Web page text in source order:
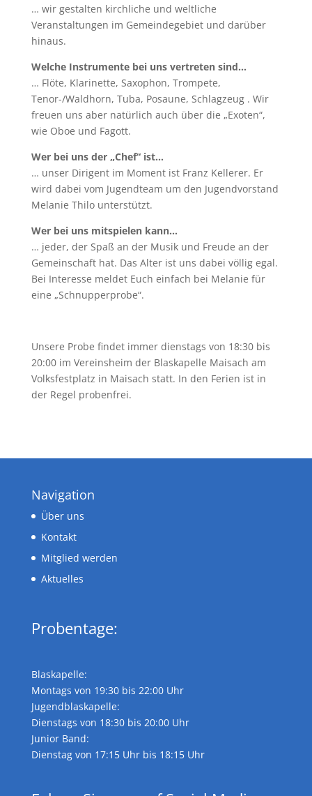
… wir gestalten kirchliche und weltliche
Veranstaltungen im Gemeindegebiet und darüber
hinaus.
Welche Instrumente bei uns vertreten sind…
… Flöte, Klarinette, Saxophon, Trompete,
Tenor-/Waldhorn, Tuba, Posaune, Schlagzeug . Wir
freuen uns aber natürlich auch über die „Exoten“,
wie Oboe und Fagott.
Wer bei uns der „Chef“ ist…
… unser Dirigent im Moment ist Franz Kellerer. Er
wird dabei vom Jugendteam um den Jugendvorstand
Melanie Thilo unterstützt.
Wer bei uns mitspielen kann…
… jeder, der Spaß an der Musik und Freude an der
Gemeinschaft hat. Das Alter ist uns dabei völlig egal.
Bei Interesse meldet Euch einfach bei Melanie für
eine „Schnupperprobe“.
Unsere Probe findet immer dienstags von 18:30 bis
20:00 im Vereinsheim der Blaskapelle Maisach am
Volksfestplatz in Maisach statt. In den Ferien ist in
der Regel probenfrei.
Navigation
Über uns
Kontakt
Mitglied werden
Aktuelles
Probentage:
Blaskapelle:
Montags von 19:30 bis 22:00 Uhr
Jugendblaskapelle:
Dienstags von 18:30 bis 20:00 Uhr
Junior Band:
Dienstag von 17:15 Uhr bis 18:15 Uhr